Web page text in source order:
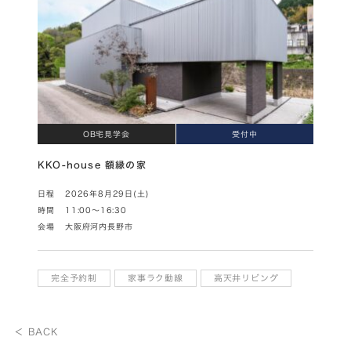
OB宅見学会 受付中
KKO-house 額縁の家
日程 2026年8月29日(土)
時間 11:00～16:30
会場 大阪府河内長野市
完全予約制 家事ラク動線 高天井リビング
＜ BACK